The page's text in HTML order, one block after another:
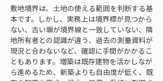
敷地境界は、土地の使える範囲を判断する基
本です。しかし、実務上は境界標が見つから
ない、古い塀が境界線と一致していない、隣
地所有者との認識が違う、過去の測量資料が
現況と合わないなど、確認に手間がかかるこ
ともあります。増築は既存建物を活かしなが
ら進めるため、新築よりも自由度が低く、既